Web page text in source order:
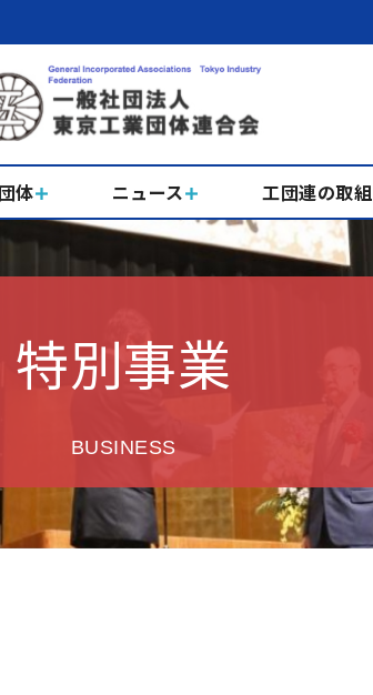
体 ニュース 工団連の取組
特別事業
BUSINESS